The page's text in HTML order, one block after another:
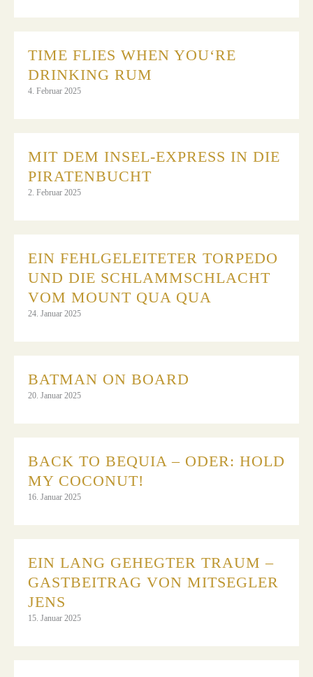
TIME FLIES WHEN YOU‘RE
DRINKING RUM
4. Februar 2025
MIT DEM INSEL-EXPRESS IN DIE
PIRATENBUCHT
2. Februar 2025
EIN FEHLGELEITETER TORPEDO
UND DIE SCHLAMMSCHLACHT
VOM MOUNT QUA QUA
24. Januar 2025
BATMAN ON BOARD
20. Januar 2025
BACK TO BEQUIA – ODER: HOLD
MY COCONUT!
16. Januar 2025
EIN LANG GEHEGTER TRAUM –
GASTBEITRAG VON MITSEGLER
JENS
15. Januar 2025